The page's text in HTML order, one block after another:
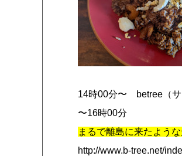
14時00分〜 betree（サ
〜16時00分
まるで離島に来たよう
http://www.b-tree.net/